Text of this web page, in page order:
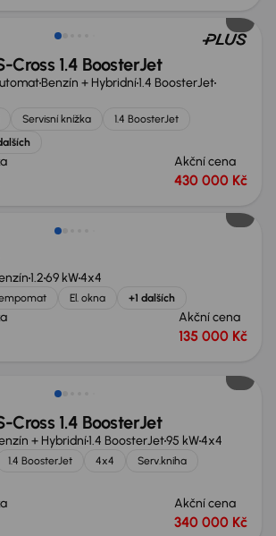
Cross 1.4 BoosterJet
Benzín + Hybridní1.4 BoosterJet
Servisní knížka
1.4 BoosterJet
Akční cena
430 000 Kč
1.269 kW4x4
El. okna +1 dalších
Akční cena
135 000 Kč
Cross 1.4 BoosterJet
+ Hybridní1.4 BoosterJet95 kW4x4
1.4 BoosterJet 4x4
Serv.kniha
Akční cena
340 000 Kč
Kč